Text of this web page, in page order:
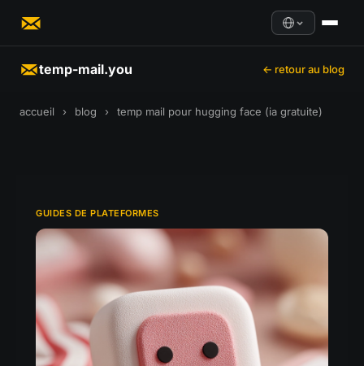
temp-mail.you ← retour au blog
accueil › blog › temp mail pour hugging face (ia gratuite)
GUIDES DE PLATEFORMES